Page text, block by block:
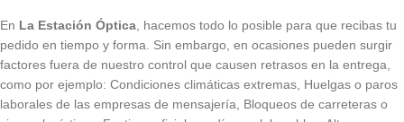
En La Estación Óptica, hacemos todo lo posible para que recibas tu
pedido en tiempo y forma. Sin embargo, en ocasiones pueden surgir
factores fuera de nuestro control que causen retrasos en la entrega,
como por ejemplo: Condiciones climáticas extremas, Huelgas o paros
laborales de las empresas de mensajería, Bloqueos de carreteras o